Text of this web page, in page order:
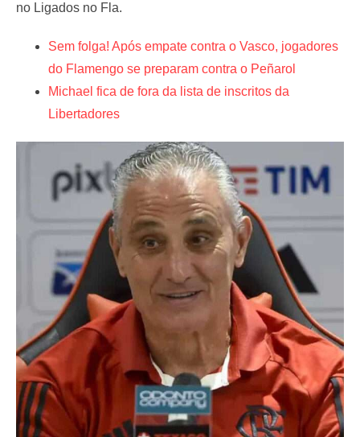
no Ligados no Fla.
Sem folga! Após empate contra o Vasco, jogadores
do Flamengo se preparam contra o Peñarol
Michael fica de fora da lista de inscritos da
Libertadores